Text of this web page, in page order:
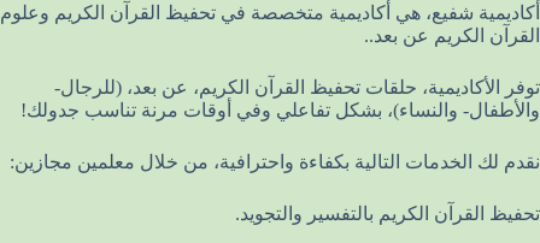
أكاديمية شفيع، هي أكاديمية متخصصة في تحفيظ القرآن الكريم وعلوم
القرآن الكريم عن بعد..
توفر الأكاديمية، حلقات تحفيظ القرآن الكريم، عن بعد، (للرجال-
والأطفال- والنساء)، بشكل تفاعلي وفي أوقات مرنة تناسب جدولك!
نقدم لك الخدمات التالية بكفاءة واحترافية، من خلال معلمين مجازين:
تحفيظ القرآن الكريم بالتفسير والتجويد.